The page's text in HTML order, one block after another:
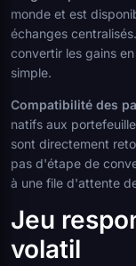
monde et est
échanges
convertir les gains
simple.
Compatibilité des
natifs aux
sont directement
pas d'étape de
à une file d'attente
Jeu
volatil